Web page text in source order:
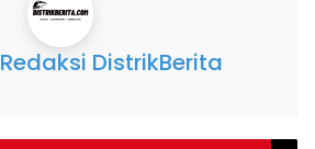
Redaksi DistrikBerita